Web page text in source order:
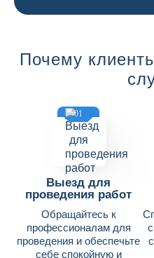
Почему
01
Выезд для
проведения работ
Обращайтесь к
профессионалам для
проведения и обеспечьте
себе спокойную и